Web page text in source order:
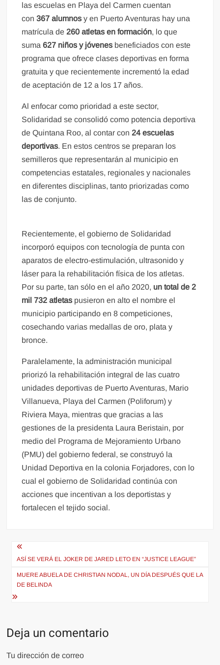
las escuelas en Playa del Carmen cuentan
con367 alumnos y en Puerto Aventuras hay una
matrícula de 260 atletas en formación, lo que
suma627 niños y jóvenes beneficiados con este
programa que ofrece clases deportivas en forma
gratuita y que recientemente incrementó la edad
de aceptación de 12 a los 17 años.
Al enfocar como prioridad a este sector,
Solidaridad se consolidó como potencia deportiva
de Quintana Roo, al contar con 24 escuelas
deportivas. En estos centros se preparan los
semilleros que representarán al municipio en
competencias estatales, regionales y nacionales
en diferentes disciplinas, tanto priorizadas como
las de conjunto.
Recientemente, el gobierno de Solidaridad
incorporó equipos con tecnología de punta con
aparatos de electro-estimulación, ultrasonido y
láser para la rehabilitación física de los atletas.
Por su parte, tan sólo en el año 2020, un total de 2
mil 732 atletas pusieron en alto el nombre el
municipio participando en 8 competiciones,
cosechando varias medallas de oro, plata y
bronce.
Paralelamente, la administración municipal
priorizó la rehabilitación integral de las cuatro
unidades deportivas de Puerto Aventuras, Mario
Villanueva, Playa del Carmen (Poliforum) y
Riviera Maya, mientras que gracias a las
gestiones de la presidenta Laura Beristain, por
medio del Programa de Mejoramiento Urbano
(PMU) del gobierno federal, se construyó la
Unidad Deportiva en la colonia Forjadores, con lo
cual el gobierno de Solidaridad continúa con
acciones que incentivan a los deportistas y
fortalecen el tejido social.
Navegación
de
entradas
ASÍ SE VERÁ EL JOKER DE JARED LETO EN “JUSTICE LEAGUE”
MUERE ABUELA DE CHRISTIAN NODAL, UN DÍA DESPUÉS QUE LA
DE BELINDA
Deja un comentario
Tu dirección de correo